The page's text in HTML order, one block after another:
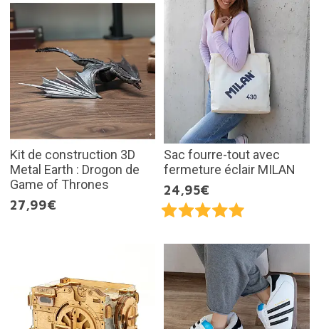
Kit de construction 3D
Metal Earth : Drogon de
Game of Thrones
27,99€
Sac fourre-tout avec
fermeture éclair MILAN
24,95€